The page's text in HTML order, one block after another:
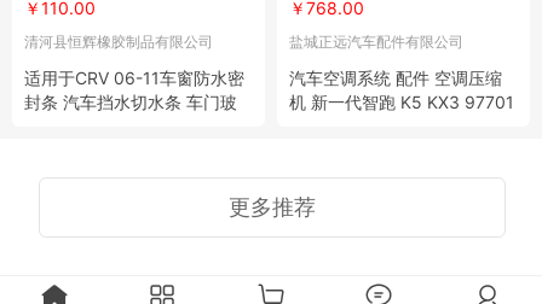
￥110.00
清河县恒辉橡胶制品有限公司
适用于CRV 06-11车窗防水密
封条 汽车挡水切水条 车门玻
￥768.00
盐城正远汽车配件有限公司
汽车空调系统 配件 空调压缩
机 新一代智跑 K5 KX3 97701
更多推荐